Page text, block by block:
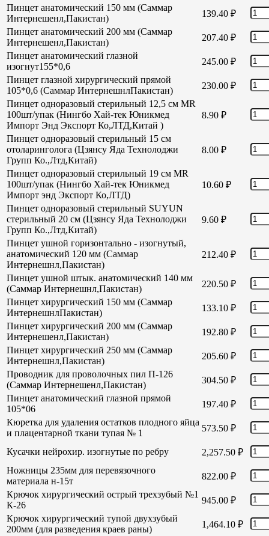
Пинцет анатомический 150 мм (Саммар
Интернешенл,Пакистан)
139.40 ₽
Пинцет анатомический 200 мм (Саммар
Интернешенл,Пакистан)
207.40 ₽
Пинцет анатомический глазной
изогнут155*0,6
245.00 ₽
Пинцет глазной хирургический прямой
105*0,6 (Саммар ИнтернешнлПакистан)
230.00 ₽
Пинцет одноразовый стерильный 12,5 см MR
100шт/упак (Нингбо Хай-тек Юникмед
Импорт Энд Экспорт Ко,ЛТД,Китай )
8.90 ₽
Пинцет одноразовый стерильный 15 см
отоларинголога (Цзянсу Яда Технолоджи
Групп Ко.,Лтд,Китай)
8.00 ₽
Пинцет одноразовый стерильный 19 см MR
100шт/упак (Нингбо Хай-тек Юникмед
Импорт энд Экспорт Ко,ЛТД)
10.60 ₽
Пинцет одноразовый стерильный SUYUN
стерильный 20 см (Цзянсу Яда Технолоджи
Групп Ко.,Лтд,Китай)
9.60 ₽
Пинцет ушной горизонтально - изогнутый,
анатомический 120 мм (Саммар
Интернешнл,Пакистан)
212.40 ₽
Пинцет ушной штык. анатомический 140 мм
(Саммар Интернешнл,Пакистан)
220.50 ₽
Пинцет хирургический 150 мм (Саммар
ИнтернешнлПакистан)
133.10 ₽
Пинцет хирургический 200 мм (Саммар
Интернешенл,Пакистан)
192.80 ₽
Пинцет хирургический 250 мм (Саммар
Интернешнл,Пакистан)
205.60 ₽
Проводник для проволочных пил П-126
(Саммар Интернешенл,Пакистан)
304.50 ₽
Пинцет анатомический глазной прямой
105*06
197.40 ₽
Кюретка для удаления остатков плодного яйца
и плацентарной ткани тупая № 1
573.50 ₽
Кусачки нейрохир. изогнутые по ребру 2,257.50 ₽
Ножницы 235мм для перевязочного
материала н-15т
822.00 ₽
Крючок хирургический острый трехзубый №1
К-26
945.00 ₽
Крючок хирургический тупой двухзубый
200мм (для разведения краев раны)
1,464.10 ₽